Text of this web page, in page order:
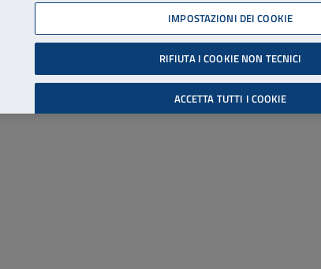
06 45539607
Accessibilità
Cerca
IMPOSTAZIONI DEI COOKIE
RIFIUTA I COOKIE NON TECNICI
ACCETTA TUTTI I COOKIE